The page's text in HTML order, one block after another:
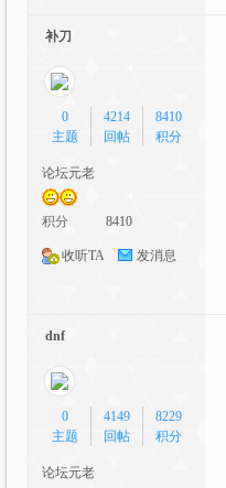
前
补刀
0
主题
4214
回帖
8410
积分
论坛元老
积分 8410
收听TA 发消息
dnf
0
主题
4149
回帖
8229
积分
论坛元老